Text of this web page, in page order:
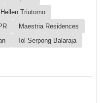
Hellen Triutomo
Maestria Residences
Tol Serpong Balaraja